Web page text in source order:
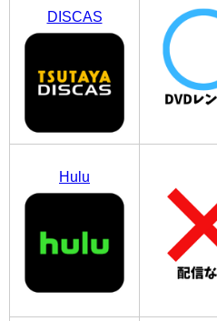
DISCAS
Hulu